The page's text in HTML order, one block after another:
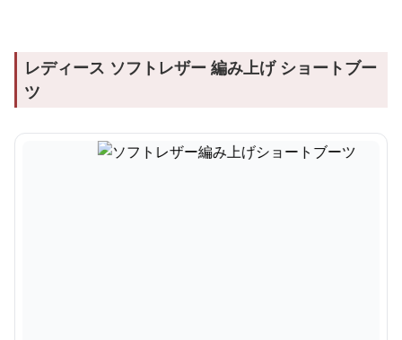
レディース ソフトレザー 編み上げ ショートブー
ツ